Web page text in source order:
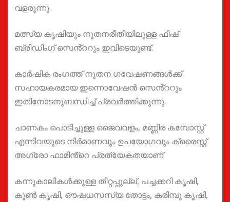
വളരുന്നു.
മത്സ്യ കൃഷിയും നൂതനരീതിയിലുള്ള ഫിഷ്
ബ്രീഡിംഗ് സെൻ്ററും ഇവിടെയുണ്ട്.
കാർഷിക രംഗത്ത് നൂതന ഗവേഷണങ്ങൾക്ക്
സഹായകരമായ ഇന്നൊവേഷൻ സെൻ്ററും
ഇതിനോടനുബന്ധിച്ച് പ്രവർത്തിക്കുന്നു.
ചാണകം പൊടിച്ചുള്ള ജൈവവളം, മണ്ണിര കമ്പോസ്റ്റ്
എന്നിവയുടെ നിർമാണവും ഉപയോഗവും ക്രൈസ്റ്റ്
അഗ്രോ ഫാമിൻ്റെ പ്രത്യേകതയാണ്.
കന്നുകാലികൾക്കുള്ള തീറ്റപ്പുല്ല്, പച്ചക്കറി കൃഷി,
കൂൺ കൃഷി, ഔഷധസസ്യ തോട്ടം, കരിമ്പു കൃഷി,